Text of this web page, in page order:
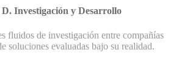
Investigación y Desarrollo
fluidos de investigación entre compañías
soluciones evaluadas bajo su realidad.